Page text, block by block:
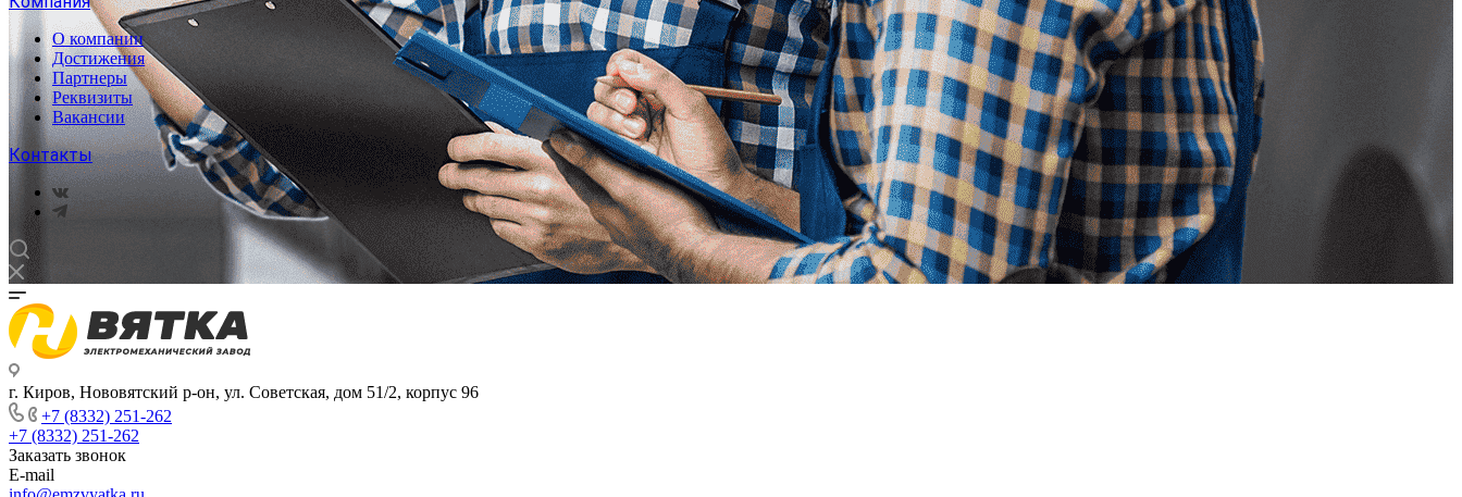
О компании
Достижения
Партнеры
Реквизиты
Вакансии
Контакты
г. Киров, Нововятский р-он, ул. Советская, дом 51/2, корпус 96
+7 (8332) 251-262
+7 (8332) 251-262
Заказать звонок
E-mail